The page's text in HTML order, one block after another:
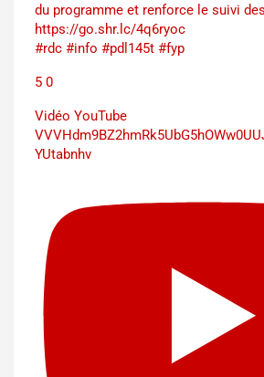
du programme et renforce le suivi
https://go.shr.lc/4q6ryoc
#rdc #info #pdl145t #fyp
5 0
Vidéo YouTube
YUtabnhv